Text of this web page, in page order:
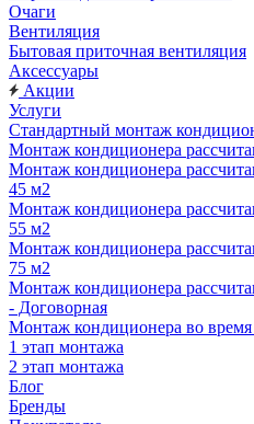
Очаги
Вентиляция
Бытовая приточная вентиляция
Аксессуары
Акции
Услуги
Стандартный монтаж
Монтаж кондиционера
Монтаж кондиционера
45 м2
Монтаж кондиционера
55 м2
Монтаж кондиционера
75 м2
Монтаж кондиционера
- Договорная
Монтаж кондиционера во время
1 этап монтажа
2 этап монтажа
Блог
Бренды